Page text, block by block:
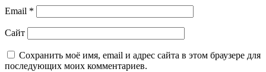
Email *
Сайт
Сохранить моё имя, email и адрес сайта в этом браузере для
последующих моих комментариев.